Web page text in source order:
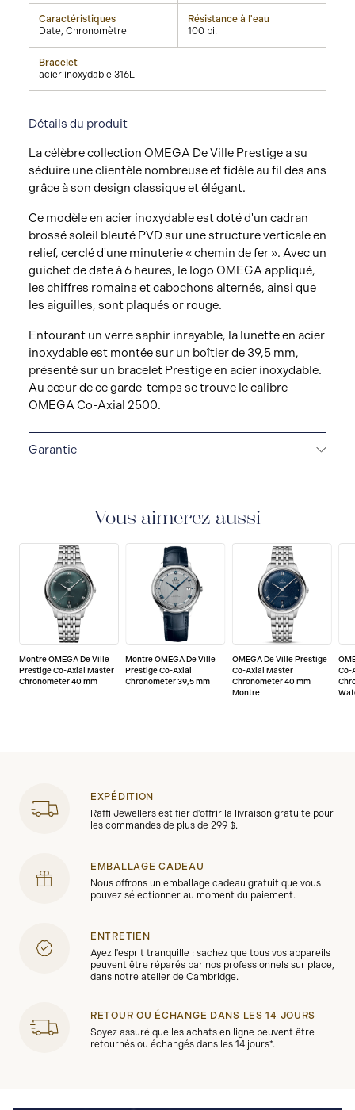
Caractéristiques
Date, Chronomètre
Résistance à l'eau
100 pi.
Bracelet
acier inoxydable 316L
Détails du produit
La célèbre collection OMEGA De Ville Prestige a su
séduire une clientèle nombreuse et fidèle au fil des ans
grâce à son design classique et élégant.
Ce modèle en acier inoxydable est doté d'un cadran
brossé soleil bleuté PVD sur une structure verticale en
relief, cerclé d'une minuterie « chemin de fer ». Avec un
guichet de date à 6 heures, le logo OMEGA appliqué,
les chiffres romains et cabochons alternés, ainsi que
les aiguilles, sont plaqués or rouge.
Entourant un verre saphir inrayable, la lunette en acier
inoxydable est montée sur un boîtier de 39,5 mm,
présenté sur un bracelet Prestige en acier inoxydable.
Au cœur de ce garde-temps se trouve le calibre
OMEGA Co-Axial 2500.
Garantie
réparation de tout défaut de fabrication. Veuillez
sur les conditions et restrictions de garantie. En
savoir plus :
https://www.omegawatches.com/customer-
service/5-year-warranty
Vous aimerez aussi
Montre OMEGA De Ville
Prestige Co-Axial Master
Chronometer 40 mm
Montre OMEGA De Ville
Prestige Co-Axial
Chronometer 39,5 mm
OMEGA De Ville Prestige
Co-Axial Master
Chronometer 40 mm
Montre
Co-
EXPÉDITION
Raffi Jewellers est fier d'offrir la livraison gratuite pour
les commandes de plus de 299 $.
EMBALLAGE CADEAU
Nous offrons un emballage cadeau gratuit que vous
pouvez sélectionner au moment du paiement.
ENTRETIEN
Ayez l'esprit tranquille : sachez que tous vos appareils
peuvent être réparés par nos professionnels sur place,
dans notre atelier de Cambridge.
RETOUR OU ÉCHANGE DANS LES 14 JOURS
Soyez assuré que les achats en ligne peuvent être
retournés ou échangés dans les 14 jours*.